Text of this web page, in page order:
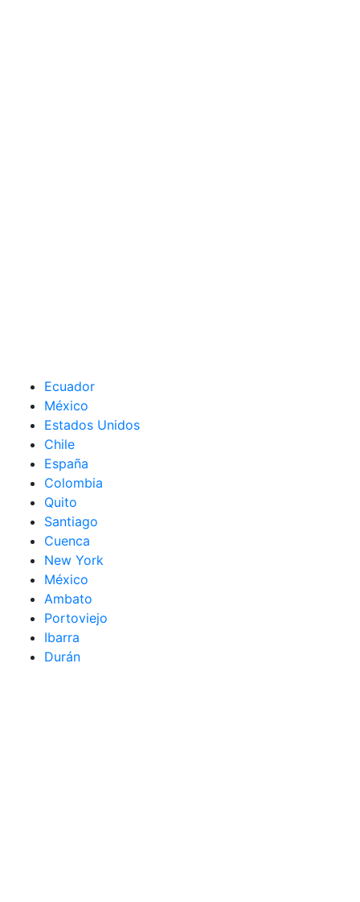
Ecuador
México
Estados Unidos
Chile
España
Colombia
Quito
Santiago
Cuenca
New York
México
Ambato
Portoviejo
Ibarra
Durán